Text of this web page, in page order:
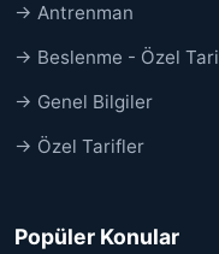
→ Antrenman
→ Beslenme - Özel
→ Genel Bilgiler
→ Özel Tarifler
Popüler Konular